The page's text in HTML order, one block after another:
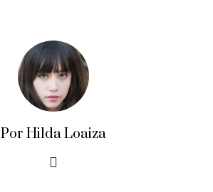
Por Hilda Loaiza